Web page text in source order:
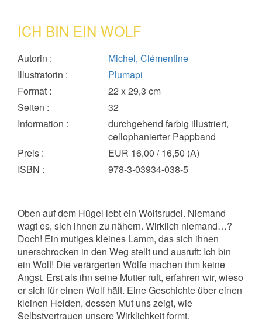
ICH BIN EIN WOLF
Autorin :
Michel, Clémentine
Illustratorin :
Plumapi
Format :
22 x 29,3 cm
Seiten :
32
Information :
durchgehend farbig illustriert,
cellophanierter Pappband
Preis :
EUR 16,00 / 16,50 (A)
ISBN : 978-3-03934-038-5
Oben auf dem Hügel lebt ein Wolfsrudel. Niemand
wagt es, sich ihnen zu nähern. Wirklich niemand…?
Doch! Ein mutiges kleines Lamm, das sich ihnen
unerschrocken in den Weg stellt und ausruft: Ich bin
ein Wolf! Die verärgerten Wölfe machen ihm keine
Angst. Erst als ihn seine Mutter ruft, erfahren wir, wieso
er sich für einen Wolf hält. Eine Geschichte über einen
kleinen Helden, dessen Mut uns zeigt, wie
Selbstvertrauen unsere Wirklichkeit formt.